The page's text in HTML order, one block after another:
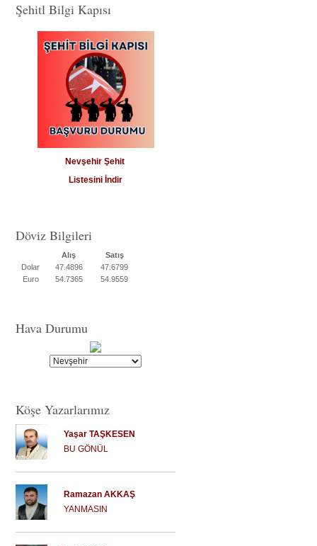
Şehitl Bilgi Kapısı
Nevşehir Şehit
Listesini İndir
Döviz Bilgileri
Alış
Satış
Dolar
47.4896
47.6799
Euro
54.7365 54.9559
Hava Durumu
Köşe Yazarlarımız
Yaşar TAŞKESEN
BU GÖNÜL
Ramazan AKKAŞ
YANMASIN